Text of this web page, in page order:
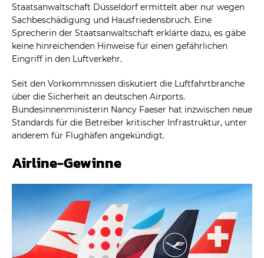
Staatsanwaltschaft Düsseldorf ermittelt aber nur wegen
Sachbeschädigung und Hausfriedensbruch. Eine
Sprecherin der Staatsanwaltschaft erklärte dazu, es gäbe
keine hinreichenden Hinweise für einen gefährlichen
Eingriff in den Luftverkehr.
Seit den Vorkommnissen diskutiert die Luftfahrtbranche
über die Sicherheit an deutschen Airports.
Bundesinnenministerin Nancy Faeser hat inzwischen neue
Standards für die Betreiber kritischer Infrastruktur, unter
anderem für Flughäfen angekündigt.
Airline-Gewinne